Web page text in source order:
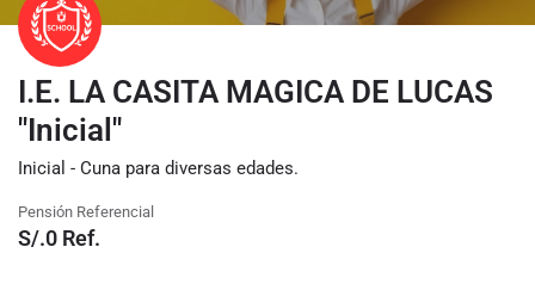
I.E. LA CASITA MAGICA DE LUCAS
"Inicial"
Inicial - Cuna para diversas edades.
Pensión Referencial
S/.0 Ref.